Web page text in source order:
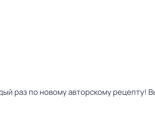
раз по новому авторскому рецепту!